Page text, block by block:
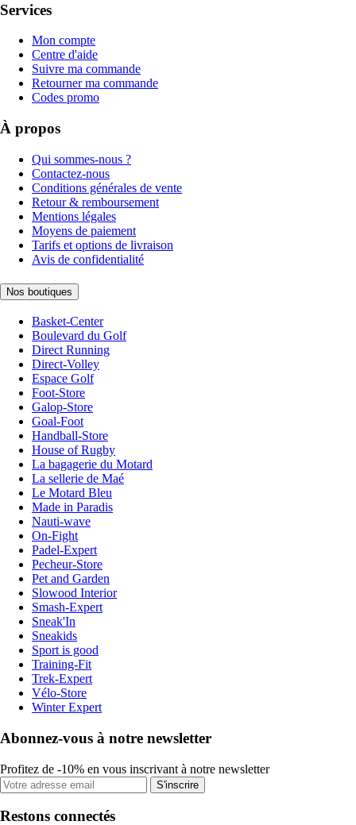
Services
Mon compte
Centre d'aide
Suivre ma commande
Retourner ma commande
Codes promo
À propos
Qui sommes-nous ?
Contactez-nous
Conditions générales de vente
Retour & remboursement
Mentions légales
Moyens de paiement
Tarifs et options de livraison
Avis de confidentialité
Nos boutiques
Basket-Center
Boulevard du Golf
Direct Running
Direct-Volley
Espace Golf
Foot-Store
Galop-Store
Goal-Foot
Handball-Store
House of Rugby
La bagagerie du Motard
La sellerie de Maé
Le Motard Bleu
Made in Paradis
Nauti-wave
On-Fight
Padel-Expert
Pecheur-Store
Pet and Garden
Slowood Interior
Smash-Expert
Sneak'In
Sneakids
Sport is good
Training-Fit
Trek-Expert
Vélo-Store
Winter Expert
Abonnez-vous à notre newsletter
Profitez de -10% en vous inscrivant à notre newsletter
S'inscrire
Restons connectés